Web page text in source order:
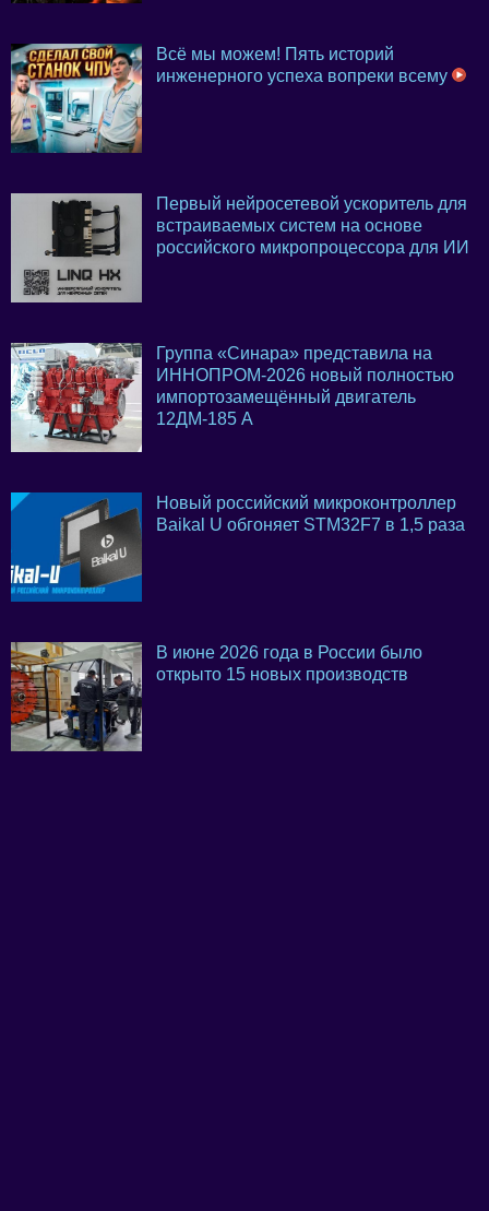
Всё мы можем! Пять историй
инженерного успеха вопреки всему
Первый нейросетевой ускоритель для
встраиваемых систем на основе
российского микропроцессора для ИИ
Группа «Синара» представила на
ИННОПРОМ-2026 новый полностью
импортозамещённый двигатель
12ДМ-185 А
Новый российский микроконтроллер
Baikal U обгоняет STM32F7 в 1,5 раза
В июне 2026 года в России было
открыто 15 новых производств